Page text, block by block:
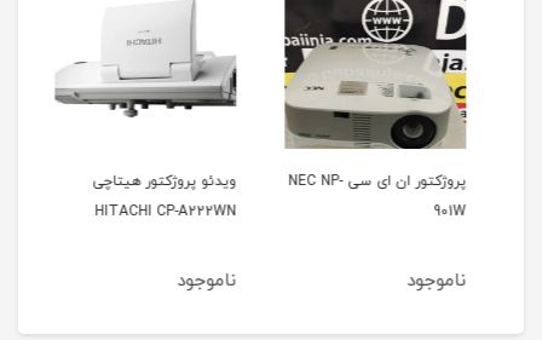
پروژکتور ان ای سی NEC NP-
901W
ناموجود
ویدئو پروژکتور هیتاچی
HITACHI CP-A222WN
ناموجود